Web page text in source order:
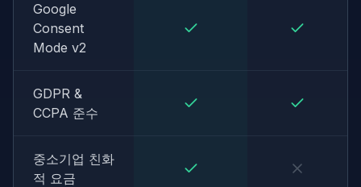
Google
Consent
Mode v2
GDPR &
CCPA 준수
중소기업 친화
적 요금